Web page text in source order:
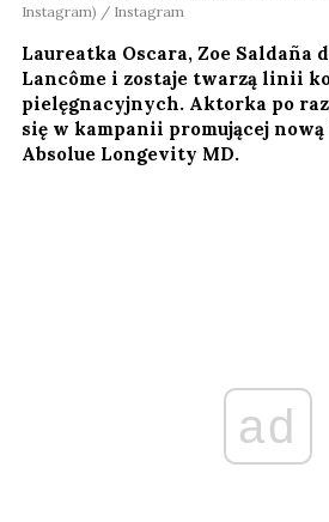
Instagram) / Instagram
Laureatka Oscara, Zoe Saldaña
Lancôme i zostaje twarzą linii
pielęgnacyjnych. Aktorka po
się w kampanii promującej
Absolue Longevity MD.
ad